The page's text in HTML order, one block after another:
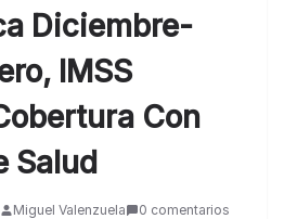
Diciembre-
IMSS
Con
Salud
Miguel Valenzuela 0 comentarios